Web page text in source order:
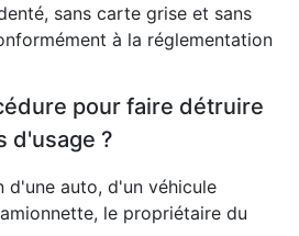
sans carte grise et sans
à la réglementation
pour faire détruire
d'usage ?
d'une auto, d'un véhicule
le propriétaire du